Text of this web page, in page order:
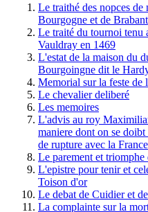
Le traithé des nopces de
Bourgogne et de Brabant
Le traité du tournoi tenu
Vauldray en 1469
L'estat de la maison du
Bourgoingne dit le
Memorial sur la feste de
Le chevalier deliberé
Les memoires
L'advis au roy
maniere dont on se
de rupture avec la France
Le parement et triomphe
L'epistre pour tenir et
Toison d'or
Le debat de Cuidier et
La complainte sur la